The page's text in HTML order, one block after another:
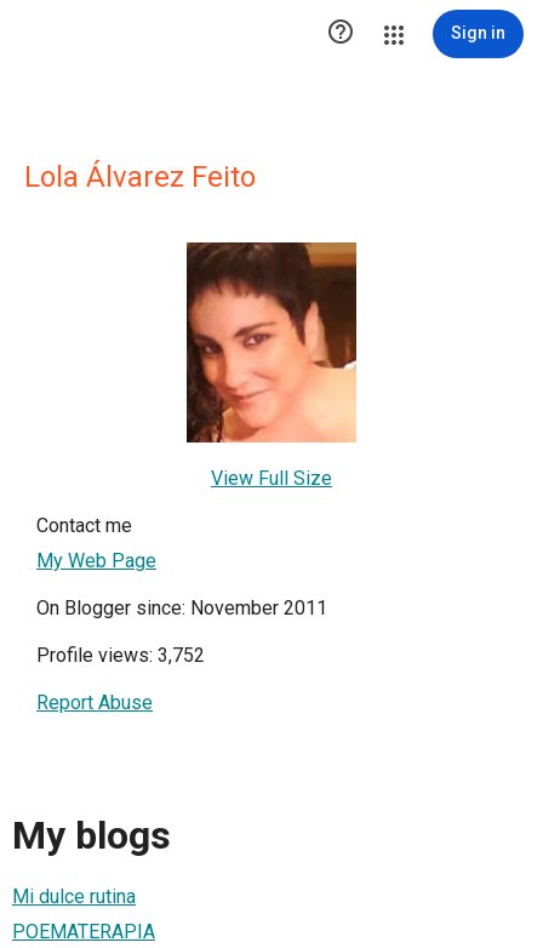
 Sign in
Lola Álvarez Feito
View Full Size
Contact me
My Web Page
On Blogger since: November 2011
Profile views: 3,752
Report Abuse
My blogs
Mi dulce rutina
POEMATERAPIA